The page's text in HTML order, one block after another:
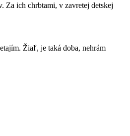
Za ich chrbtami, v zavretej detskej
Žiaľ, je taká doba, nehrám